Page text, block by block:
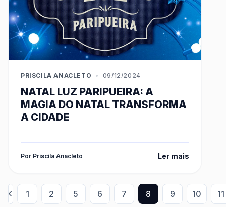
PRISCILA ANACLETO • 09/12/2024
NATAL LUZ PARIPUEIRA: A
MAGIA DO NATAL TRANSFORMA
A CIDADE
Por Priscila Anacleto Ler mais
1 2 5 6 7 8 9 10 11